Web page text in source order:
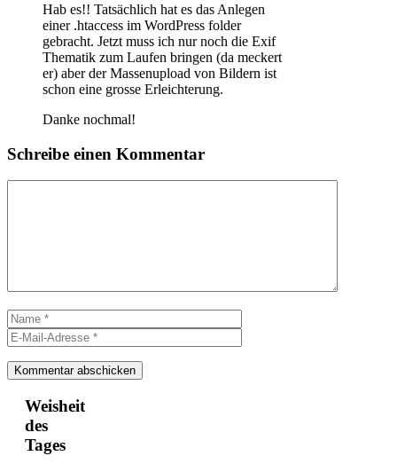
Hab es!! Tatsächlich hat es das Anlegen
einer .htaccess im WordPress folder
gebracht. Jetzt muss ich nur noch die Exif
Thematik zum Laufen bringen (da meckert
er) aber der Massenupload von Bildern ist
schon eine grosse Erleichterung.
Danke nochmal!
Schreibe einen Kommentar
Name
Mail-
Adresse
Weisheit
des
Tages